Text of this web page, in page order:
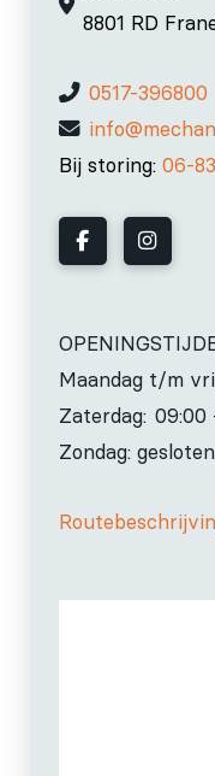
8801 RD
0517-396800
Bij storing: 06-
Maandag t/m
Zaterdag: 09:00
Zondag: gesloten